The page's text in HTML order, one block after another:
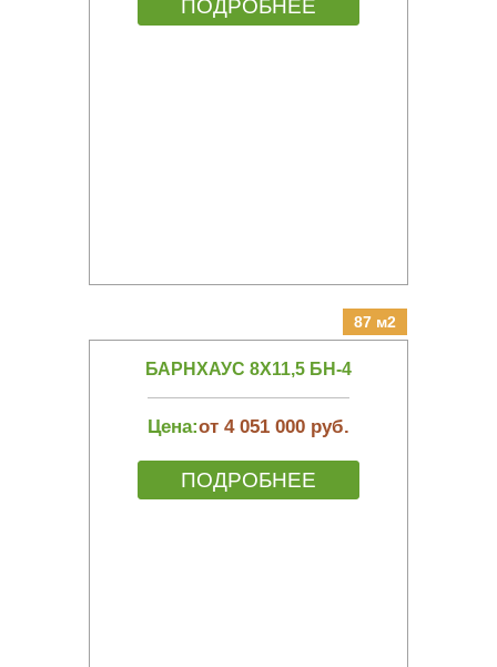
ПОДРОБНЕЕ
87 м2
БАРНХАУС 8Х11,5 БН-4
Цена:от 4 051 000 руб.
ПОДРОБНЕЕ